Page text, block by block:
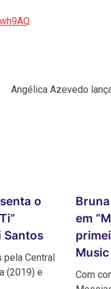
Angélica Azevedo
o
Santos
pela Central
(2019) e
em
Music
Com